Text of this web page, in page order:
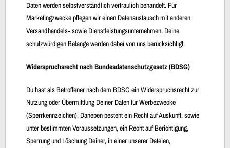
Daten werden selbstverständlich vertraulich behandelt. Für
Marketingzwecke pflegen wir einen Datenaustausch mit anderen
Versandhandels‐ sowie Dienstleistungsunternehmen. Deine
schutzwürdigen Belange werden dabei von uns berücksichtigt.
Widerspruchsrecht nach Bundesdatenschutzgesetz (BDSG)
Du hast als Betroffener nach dem BDSG ein Widerspruchsrecht zur
Nutzung oder Übermittlung Deiner Daten für Werbezwecke
(Sperrkennzeichen). Daneben besteht ein Recht auf Auskunft, sowie
unter bestimmten Voraussetzungen, ein Recht auf Berichtigung,
Sperrung und Löschung Deiner, in einer unserer Dateien,